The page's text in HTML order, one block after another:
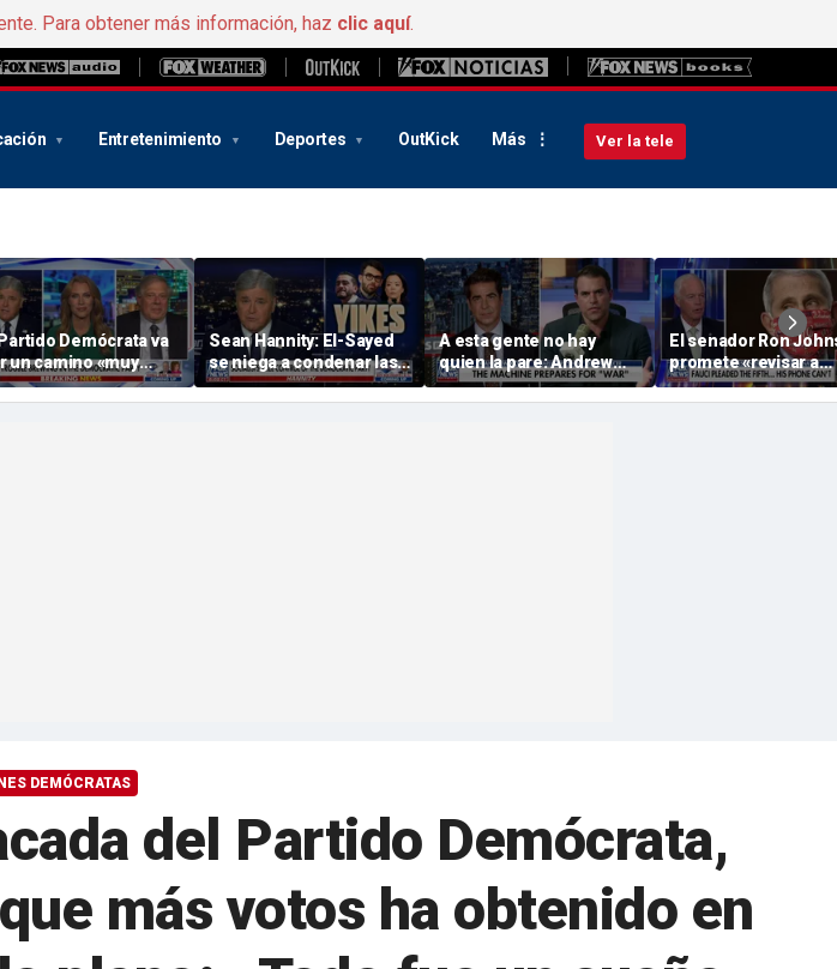
Para obtener más información, haz clic aquí.
Entretenimiento Deportes OutKick Más Ver la tele
Demócrata va
un camino «muy
un
de Clinton
Sean Hannity: El-Sayed
se niega a condenar las
«creencias radicales» de
Hasan Piker
A esta gente no hay
quien la pare: Andrew
Kolvet
El senador Ron
promete «revisar a
fondo» el móvil del
Fauci a medida que
DEMÓCRATAS
del Partido Demócrata,
más votos ha obtenido en